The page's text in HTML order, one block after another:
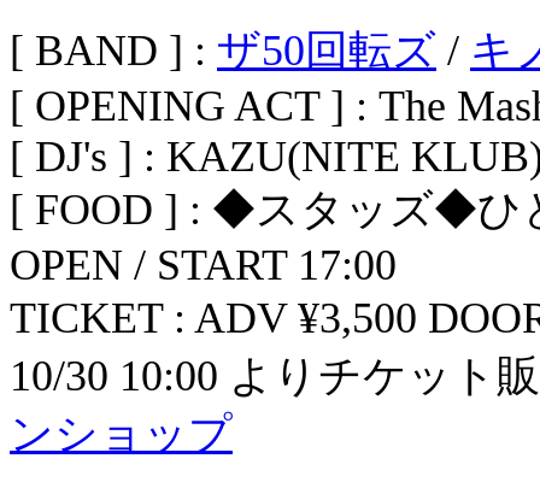
[ BAND ] : ザ50回転ズ / キ
[ OPENING ACT ] : The
[ DJ's ] : KAZU(NITE
[ FOOD ] : ◆スタッズ◆ひ
OPEN / START 17:00
TICKET : ADV ¥3,500
10/30 10:00 よりチケット
ンショップ